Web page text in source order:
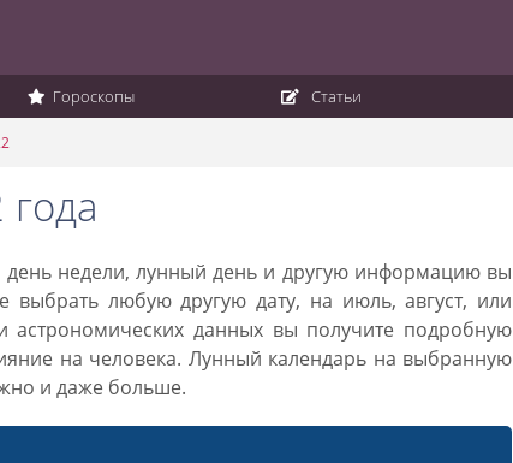
Гороскопы Статьи
день недели, лунный день и другую информацию вы
любую другую дату, на июль, август, или
данных вы получите подробную
на человека. Лунный календарь на выбранную
и даже больше.